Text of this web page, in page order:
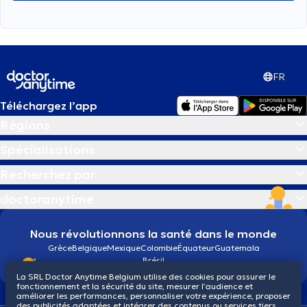
FR
Téléchargez l’app
Nous révolutionnons la santé dans le monde
GrèceBelgiqueMexiqueColombieÉquateurGuatemala
Brésil
La SRL Doctor Anytime Belgium utilise des cookies pour assurer le
fonctionnement et la sécurité du site, mesurer l’audience et
améliorer les performances, personnaliser votre expérience, proposer